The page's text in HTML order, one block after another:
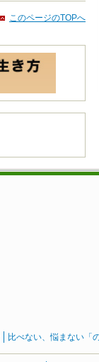
このページのTOPへ
比べない、悩まない「